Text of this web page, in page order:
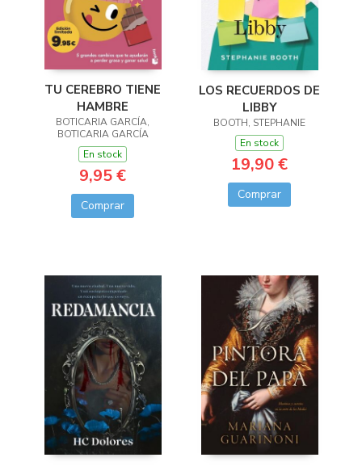
TU CEREBRO TIENE
HAMBRE
BOTICARIA GARCÍA,
BOTICARIA GARCÍA
En stock
9,95 €
Comprar
LOS RECUERDOS DE
LIBBY
BOOTH, STEPHANIE
En stock
19,90 €
Comprar